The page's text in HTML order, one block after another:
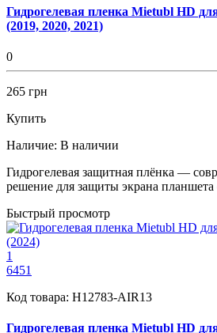
Гидрогелевая пленка Mietubl HD
(2019, 2020, 2021)
0
265 грн
Купить
Наличие: В наличии
Гидрогелевая защитная плёнка —
решение для защиты экрана планшета
Быстрый просмотр
1
6451
Код товара: H12783-AIR13
Гидрогелевая пленка Mietubl HD